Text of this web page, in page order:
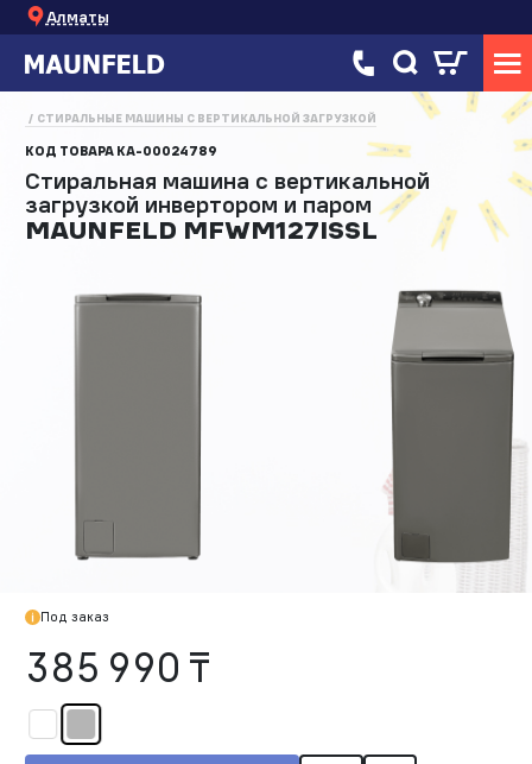
Алматы
СТИРАЛЬНЫЕ МАШИНЫ С ВЕРТИКАЛЬНОЙ ЗАГРУЗКОЙ
КОД ТОВАРА КА-00024789
Стиральная машина с вертикальной
загрузкой инвертором и паром
MAUNFELD MFWM127ISSL
Под заказ
385 990 ₸